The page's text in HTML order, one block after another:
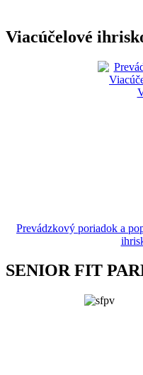
Viacúčelové
Prevádzkový poriadok a
SENIOR FIT